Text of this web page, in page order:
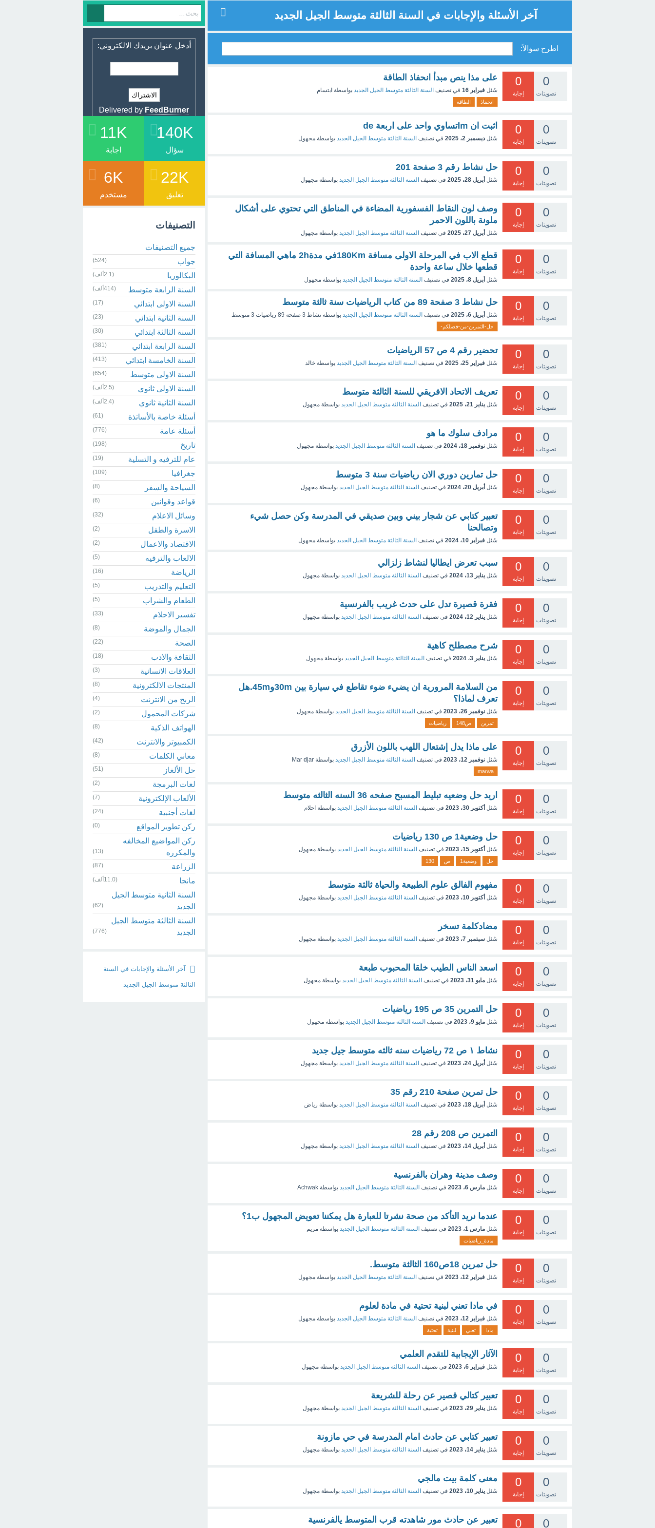
آخر الأسئلة والإجابات في السنة الثالثة متوسط الجيل الجديد
اطرح سؤالاً:
0
تصويتات
0
إجابة
على مذا ينص مبدأ انحفاذ الطاقة
سُئل فبراير 16 في تصنيف السنة الثالثة متوسط الجيل الجديد بواسطة ابتسام
انحفاذ الطاقة
0
تصويتات
0
إجابة
اثبت ان lmتساوي واحد على اربعة de
سُئل ديسمبر 2، 2025 في تصنيف السنة الثالثة متوسط الجيل الجديد بواسطة مجهول
0
تصويتات
0
إجابة
حل نشاط رقم 3 صفحة 201
سُئل أبريل 28، 2025 في تصنيف السنة الثالثة متوسط الجيل الجديد بواسطة مجهول
0
تصويتات
0
إجابة
وصف لون النقاط الفسفورية المضاءة في المناطق التي تحتوي على أشكال
ملونة باللون الاحمر
سُئل أبريل 27، 2025 في تصنيف السنة الثالثة متوسط الجيل الجديد بواسطة مجهول
0
تصويتات
0
إجابة
قطع الاب في المرحلة الاولى مسافة 180Kmفي مدة2h ماهي المسافة التي
قطعها خلال ساعة واحدة
سُئل أبريل 8، 2025 في تصنيف السنة الثالثة متوسط الجيل الجديد بواسطة مجهول
0
تصويتات
0
إجابة
حل نشاط 3 صفحة 89 من كتاب الرياضيات سنة ثالثة متوسط
سُئل أبريل 6، 2025 في تصنيف السنة الثالثة متوسط الجيل الجديد بواسطة نشاط 3 صفحة 89 رياضيات 3 متوسط
حل-التمرين-من-فضلكم-
0
تصويتات
0
إجابة
تحضير رقم 4 ص 57 الرياضيات
سُئل فبراير 25، 2025 في تصنيف السنة الثالثة متوسط الجيل الجديد بواسطة خالد
0
تصويتات
0
إجابة
تعريف الاتحاد الافريقي للسنة الثالثة متوسط
سُئل يناير 21، 2025 في تصنيف السنة الثالثة متوسط الجيل الجديد بواسطة مجهول
0
تصويتات
0
إجابة
مرادف سلوك ما هو
سُئل نوفمبر 18، 2024 في تصنيف السنة الثالثة متوسط الجيل الجديد بواسطة مجهول
0
تصويتات
0
إجابة
حل تمارين دوري الان رياضيات سنة 3 متوسط
سُئل أبريل 20، 2024 في تصنيف السنة الثالثة متوسط الجيل الجديد بواسطة مجهول
0
تصويتات
0
إجابة
تعبير كتابي عن شجار بيني وبين صديقي في المدرسة وكن حصل شيء
وتصالحنا
سُئل فبراير 10، 2024 في تصنيف السنة الثالثة متوسط الجيل الجديد بواسطة مجهول
0
تصويتات
0
إجابة
سبب تعرض ايطاليا لنشاط زلزالي
سُئل يناير 13، 2024 في تصنيف السنة الثالثة متوسط الجيل الجديد بواسطة مجهول
0
تصويتات
0
إجابة
فقرة قصيرة تدل على حدث غريب بالفرنسية
سُئل يناير 12، 2024 في تصنيف السنة الثالثة متوسط الجيل الجديد بواسطة مجهول
0
تصويتات
0
إجابة
شرح مصطلح كاهية
سُئل يناير 3، 2024 في تصنيف السنة الثالثة متوسط الجيل الجديد بواسطة مجهول
0
تصويتات
0
إجابة
من السلامة المرورية ان يضيء ضوء تقاطع في سيارة بين 30mو45m.هل
تعرف لماذا؟
سُئل نوفمبر 26، 2023 في تصنيف السنة الثالثة متوسط الجيل الجديد بواسطة مجهول
تمرين ص148 رياضيات
0
تصويتات
0
إجابة
على ماذا يدل إشتعال اللهب باللون الأزرق
سُئل نوفمبر 12، 2023 في تصنيف السنة الثالثة متوسط الجيل الجديد بواسطة Mar djar
marwa
0
تصويتات
0
إجابة
اريد حل وضعيه تبليط المسبح صفحه 36 السنه الثالثه متوسط
سُئل أكتوبر 30، 2023 في تصنيف السنة الثالثة متوسط الجيل الجديد بواسطة احلام
0
تصويتات
0
إجابة
حل وضعية1 ص 130 رياضيات
سُئل أكتوبر 15، 2023 في تصنيف السنة الثالثة متوسط الجيل الجديد بواسطة مجهول
حل وضعية1 ص 130
0
تصويتات
0
إجابة
مفهوم الفالق علوم الطبيعة والحياة ثالثة متوسط
سُئل أكتوبر 10، 2023 في تصنيف السنة الثالثة متوسط الجيل الجديد بواسطة مجهول
0
تصويتات
0
إجابة
مضادكلمة تسخر
سُئل سبتمبر 7، 2023 في تصنيف السنة الثالثة متوسط الجيل الجديد بواسطة مجهول
0
تصويتات
0
إجابة
اسعد الناس الطيب خلقا المحبوب طبعة
سُئل مايو 31، 2023 في تصنيف السنة الثالثة متوسط الجيل الجديد بواسطة مجهول
0
تصويتات
0
إجابة
حل التمرين 35 ص 195 رياضيات
سُئل مايو 9، 2023 في تصنيف السنة الثالثة متوسط الجيل الجديد بواسطة مجهول
0
تصويتات
0
إجابة
نشاط ١ ص 72 رياضيات سنه ثالثه متوسط جيل جديد
سُئل أبريل 24، 2023 في تصنيف السنة الثالثة متوسط الجيل الجديد بواسطة مجهول
0
تصويتات
0
إجابة
حل تمرين صفحة 210 رقم 35
سُئل أبريل 18، 2023 في تصنيف السنة الثالثة متوسط الجيل الجديد بواسطة رياض
0
تصويتات
0
إجابة
التمرين ص 208 رقم 28
سُئل أبريل 14، 2023 في تصنيف السنة الثالثة متوسط الجيل الجديد بواسطة مجهول
0
تصويتات
0
إجابة
وصف مدينة وهران بالفرنسية
سُئل مارس 6، 2023 في تصنيف السنة الثالثة متوسط الجيل الجديد بواسطة Achwak
0
تصويتات
0
إجابة
عندما نريد التأكد من صحة نشرتا للعبارة هل يمكننا تعويض المجهول ب1؟
سُئل مارس 1، 2023 في تصنيف السنة الثالثة متوسط الجيل الجديد بواسطة مريم
مادة_رياضيات
0
تصويتات
0
إجابة
حل تمرين 18ص160 الثالثة متوسط.
سُئل فبراير 12، 2023 في تصنيف السنة الثالثة متوسط الجيل الجديد بواسطة مجهول
0
تصويتات
0
إجابة
في مادا تعني لبنية تحتية في مادة لعلوم
سُئل فبراير 12، 2023 في تصنيف السنة الثالثة متوسط الجيل الجديد بواسطة مجهول
مادا تعني لبنية تحتية
0
تصويتات
0
إجابة
الآثار الإيجابية للتقدم العلمي
سُئل فبراير 6، 2023 في تصنيف السنة الثالثة متوسط الجيل الجديد بواسطة مجهول
0
تصويتات
0
إجابة
تعبير كتالي قصير عن رحلة للشريعة
سُئل يناير 29، 2023 في تصنيف السنة الثالثة متوسط الجيل الجديد بواسطة مجهول
0
تصويتات
0
إجابة
تعبير كتابي عن حادث امام المدرسة في حي مازونة
سُئل يناير 14، 2023 في تصنيف السنة الثالثة متوسط الجيل الجديد بواسطة مجهول
0
تصويتات
0
إجابة
معنى كلمة بيت مالجي
سُئل يناير 10، 2023 في تصنيف السنة الثالثة متوسط الجيل الجديد بواسطة مجهول
0
0 تعبير عن حادث مور شاهدته قرب المتوسط يالفرنسية
أدخل عنوان بريدك الالكتروني:
Delivered by FeedBurner
140K
سؤال
11K
اجابة
22K
تعليق
6K
مستخدم
التصنيفات
جميع التصنيفات
جواب
(524)
البكالوريا (2.1ألف)
السنة الرابعة متوسط (414ألف)
السنة الاولى ابتدائي (17)
السنة الثانية ابتدائي (23)
السنة الثالثة ابتدائي (30)
السنة الرابعة ابتدائي (381)
السنة الخامسة ابتدائي (413)
السنة الاولى متوسط (654)
السنة الاولى ثانوي (2.5ألف)
السنة الثانية ثانوي (2.4ألف)
أسئلة خاصة بالأساتذة (61)
أسئلة عامة (776)
تاريخ (198)
عام للترفيه و التسلية (19)
جغرافيا (109)
السياحة والسفر (8)
قواعد وقوانين (6)
وسائل الاعلام (32)
الاسرة والطفل (2)
الاقتصاد والاعمال (2)
الالعاب والترفيه (5)
الرياضة (16)
التعليم والتدريب (5)
الطعام والشراب (5)
تفسير الاحلام (33)
الجمال والموضة (8)
الصحة (22)
الثقافة والادب (18)
العلاقات الانسانية (3)
المنتجات الالكترونية (8)
الربح من الانترنت (4)
شركات المحمول (2)
الهواتف الذكية (8)
الكمبيوتر والانترنت (42)
معاني الكلمات (8)
حل الألغاز (51)
لغات البرمجة (2)
الألعاب الإلكترونية (7)
لغات أجنبية (24)
ركن تطوير المواقع (0)
ركن المواضيع المخالفه
والمكرره
(13)
الزراعة (87)
مانجا (11.0ألف)
السنة الثانية متوسط الجيل
الجديد
(62)
السنة الثالثة متوسط الجيل
الجديد
(776)
آخر الأسئلة والإجابات في السنة
الثالثة متوسط الجيل الجديد